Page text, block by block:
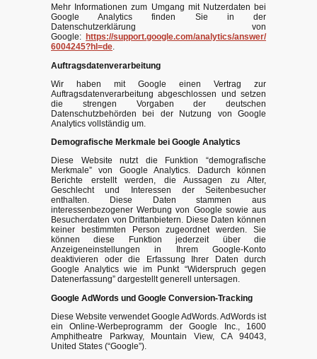
Mehr Informationen zum Umgang mit Nutzerdaten bei
Google Analytics finden Sie in der
Datenschutzerklärung von
Google: https://support.google.com/analytics/answer/
6004245?hl=de.
Auftragsdatenverarbeitung
Wir haben mit Google einen Vertrag zur
Auftragsdatenverarbeitung abgeschlossen und setzen
die strengen Vorgaben der deutschen
Datenschutzbehörden bei der Nutzung von Google
Analytics vollständig um.
Demografische Merkmale bei Google Analytics
Diese Website nutzt die Funktion “demografische
Merkmale” von Google Analytics. Dadurch können
Berichte erstellt werden, die Aussagen zu Alter,
Geschlecht und Interessen der Seitenbesucher
enthalten. Diese Daten stammen aus
interessenbezogener Werbung von Google sowie aus
Besucherdaten von Drittanbietern. Diese Daten können
keiner bestimmten Person zugeordnet werden. Sie
können diese Funktion jederzeit über die
Anzeigeneinstellungen in Ihrem Google-Konto
deaktivieren oder die Erfassung Ihrer Daten durch
Google Analytics wie im Punkt “Widerspruch gegen
Datenerfassung” dargestellt generell untersagen.
Google AdWords und Google Conversion-Tracking
Diese Website verwendet Google AdWords. AdWords ist
ein Online-Werbeprogramm der Google Inc., 1600
Amphitheatre Parkway, Mountain View, CA 94043,
United States (“Google”).